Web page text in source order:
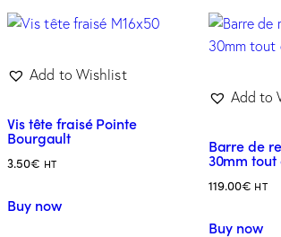
Add to Wishlist
Vis tête fraisé Pointe
Bourgault
3.50€ HT
Buy now
Add to
Barre de
30mm
119.00€ HT
Buy now